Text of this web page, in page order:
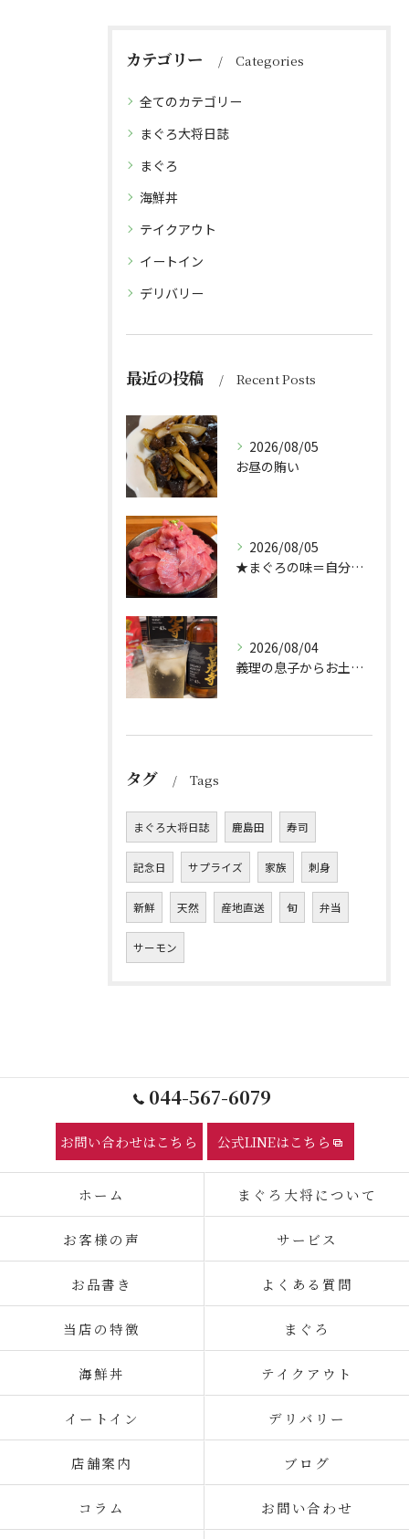
カテゴリー Categories
全てのカテゴリー
まぐろ大将日誌
まぐろ
海鮮丼
テイクアウト
イートイン
デリバリー
最近の投稿 Recent Posts
2026/08/05
お昼の賄い
2026/08/05
★まぐろの味＝自分好み？★
2026/08/04
義理の息子からお土産頂きました🥃
タグ Tags
まぐろ大将日誌 鹿島田 寿司
記念日 サプライズ 家族 刺身
新鮮 天然 産地直送 旬 弁当
サーモン
044-567-6079
お問い合わせはこちら 公式LINEはこちら
ホーム まぐろ大将について
お客様の声 サービス
お品書き よくある質問
当店の特徴 まぐろ
海鮮丼 テイクアウト
イートイン デリバリー
店舗案内 ブログ
コラム お問い合わせ